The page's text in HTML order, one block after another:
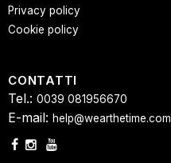
Privacy policy
Cookie policy
CONTATTI
Tel.: 0039 081956670
E-mail: help@wearthetime.com